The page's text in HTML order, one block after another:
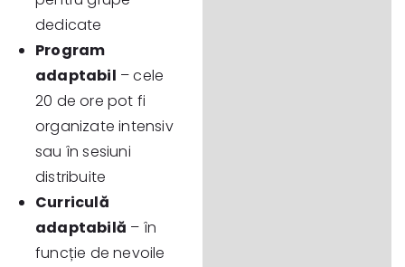
dedicate
Program
adaptabil – cele
20 de ore pot fi
organizate intensiv
sau în sesiuni
distribuite
Curriculă
adaptabilă – în
funcție de nevoile